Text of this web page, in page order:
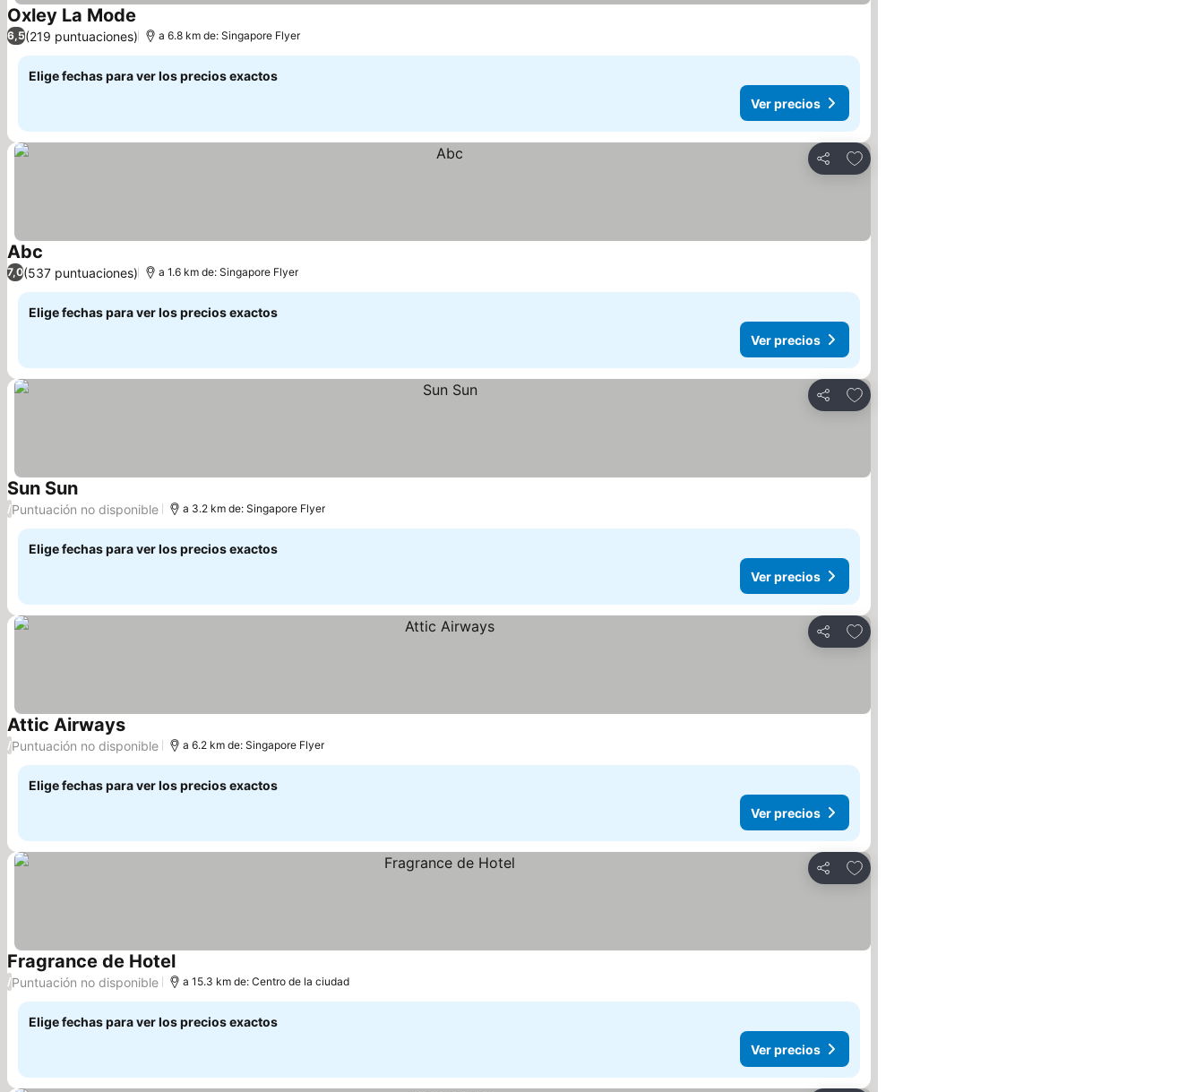
Oxley La Mode Ver precios
6,5(219 puntuaciones) a 6.8 km de: Singapore Flyer
Elige fechas para ver los precios exactos
Ver precios
Compartir
Agregar a favoritos
Abc
7,0(537 puntuaciones) a 1.6 km de: Singapore Flyer
Elige fechas para ver los precios exactos
Ver precios
Compartir
Agregar a favoritos
Sun SunVer precios
/Puntuación no disponible a 3.2 km de: Singapore Flyer
Elige fechas para ver los precios exactos
Ver precios
Compartir
Agregar a favoritos
Attic AirwaysVer precios
/Puntuación no disponible a 6.2 km de: Singapore Flyer
Elige fechas para ver los precios exactos
Ver precios
Compartir
Agregar a favoritos
Fragrance de HotelVer precios
/Puntuación no disponible a 15.3 km de: Centro de la ciudad
Elige fechas para ver los precios exactos
Ver precios